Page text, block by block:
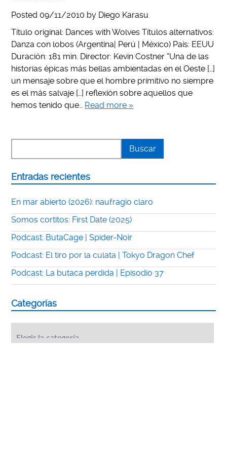
Posted 09/11/2010 by Diego Karasu
Título original: Dances with Wolves Títulos alternativos:
Danza con lobos (Argentina| Perú | México) País: EEUU
Duración: 181 min. Director: Kevin Costner “Una de las
historias épicas más bellas ambientadas en el Oeste […]
un mensaje sobre que el hombre primitivo no siempre
es el más salvaje […] reflexión sobre aquellos que
hemos tenido que… Read more »
Entradas recientes
En mar abierto (2026): naufragio claro
Somos cortitos: First Date (2025)
Podcast: ButaCage | Spider-Noir
Podcast: El tiro por la culata | Tokyo Dragon Chef
Podcast: La butaca perdida | Episodio 37
Categorías